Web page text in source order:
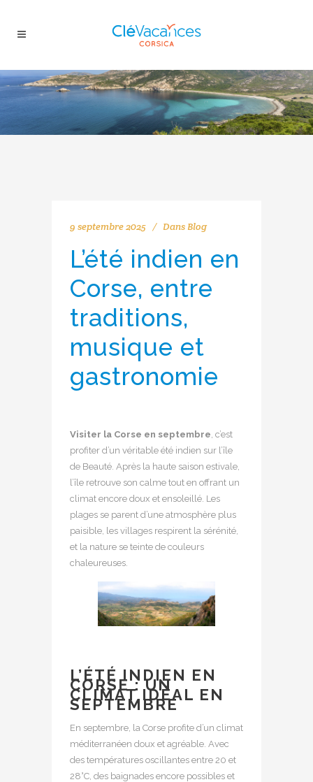
9 septembre 2025 Dans Blog
L’été indien en
Corse, entre
traditions,
musique et
gastronomie
Visiter la Corse en septembre, c’est
profiter d’un véritable été indien sur l’île
de Beauté. Après la haute saison estivale,
l’île retrouve son calme tout en offrant un
climat encore doux et ensoleillé. Les
plages se parent d’une atmosphère plus
paisible, les villages respirent la sérénité,
et la nature se teinte de couleurs
chaleureuses.
L’ÉTÉ INDIEN EN
CORSE : UN
CLIMAT IDÉAL EN
SEPTEMBRE
En septembre, la Corse profite d’un climat
méditerranéen doux et agréable. Avec
des températures oscillantes entre 20 et
28°C, des baignades encore possibles et